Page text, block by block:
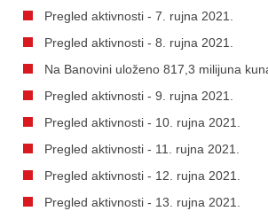
Pregled aktivnosti - 7. rujna 2021.
Pregled aktivnosti - 8. rujna 2021.
Na Banovini uloženo 817,3 milijuna
Pregled aktivnosti - 9. rujna 2021.
Pregled aktivnosti - 10. rujna 2021.
Pregled aktivnosti - 11. rujna 2021.
Pregled aktivnosti - 12. rujna 2021.
Pregled aktivnosti - 13. rujna 2021.